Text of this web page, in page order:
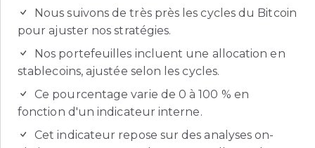
Nous suivons de très près les cycles du Bitcoin
pour ajuster nos stratégies.
Nos portefeuilles incluent une allocation en
stablecoins, ajustée selon les cycles.
Ce pourcentage varie de 0 à 100 % en
fonction d'un indicateur interne.
Cet indicateur repose sur des analyses on-